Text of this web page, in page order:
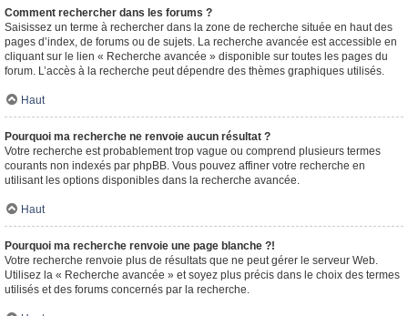
Comment rechercher dans les forums ?
Saisissez un terme à rechercher dans la zone de recherche située en haut des
pages d’index, de forums ou de sujets. La recherche avancée est accessible en
cliquant sur le lien « Recherche avancée » disponible sur toutes les pages du
forum. L’accès à la recherche peut dépendre des thèmes graphiques utilisés.
Haut
Pourquoi ma recherche ne renvoie aucun résultat ?
Votre recherche est probablement trop vague ou comprend plusieurs termes
courants non indexés par phpBB. Vous pouvez affiner votre recherche en
utilisant les options disponibles dans la recherche avancée.
Haut
Pourquoi ma recherche renvoie une page blanche ?!
Votre recherche renvoie plus de résultats que ne peut gérer le serveur Web.
Utilisez la « Recherche avancée » et soyez plus précis dans le choix des termes
utilisés et des forums concernés par la recherche.